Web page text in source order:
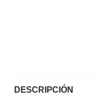
DESCRIPCIÓN